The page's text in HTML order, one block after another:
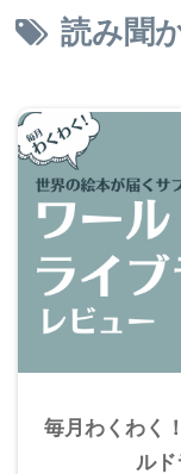
読み聞
毎月わくわく
ル